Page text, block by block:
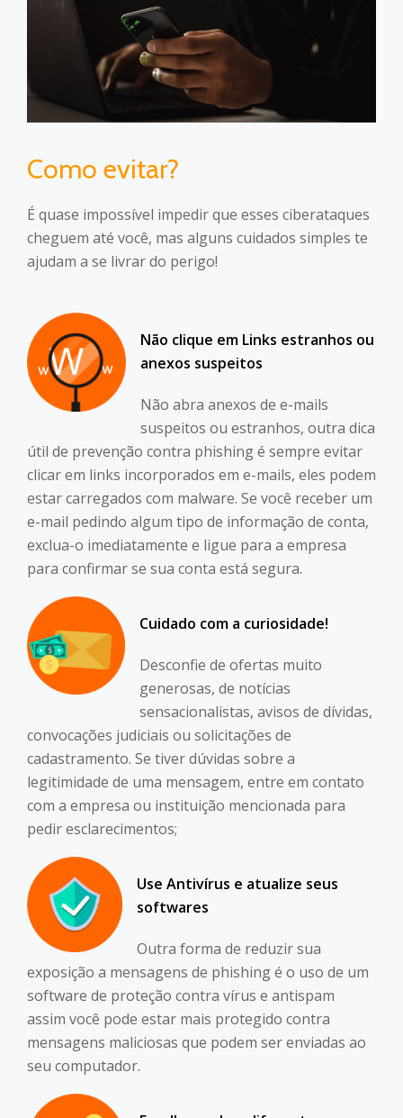
Como evitar?
É quase impossível impedir que esses ciberataques
cheguem até você, mas alguns cuidados simples te
ajudam a se livrar do perigo!
Não clique em Links estranhos ou
anexos suspeitos
Não abra anexos de e-mails
suspeitos ou estranhos, outra dica
útil de prevenção contra phishing é sempre evitar
clicar em links incorporados em e-mails, eles podem
estar carregados com malware. Se você receber um
e-mail pedindo algum tipo de informação de conta,
exclua-o imediatamente e ligue para a empresa
para confirmar se sua conta está segura.
Cuidado com a curiosidade!
Desconfie de ofertas muito
generosas, de notícias
sensacionalistas, avisos de dívidas,
convocações judiciais ou solicitações de
cadastramento. Se tiver dúvidas sobre a
legitimidade de uma mensagem, entre em contato
com a empresa ou instituição mencionada para
pedir esclarecimentos;
Use Antivírus e atualize seus
softwares
Outra forma de reduzir sua
exposição a mensagens de phishing é o uso de um
software de proteção contra vírus e antispam
assim você pode estar mais protegido contra
mensagens maliciosas que podem ser enviadas ao
seu computador.